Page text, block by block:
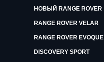
НОВЫЙ RANGE ROVER
RANGE ROVER VELAR
RANGE ROVER EVOQUE
DISCOVERY SPORT